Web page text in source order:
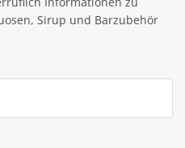
Sirup und Barzubehör